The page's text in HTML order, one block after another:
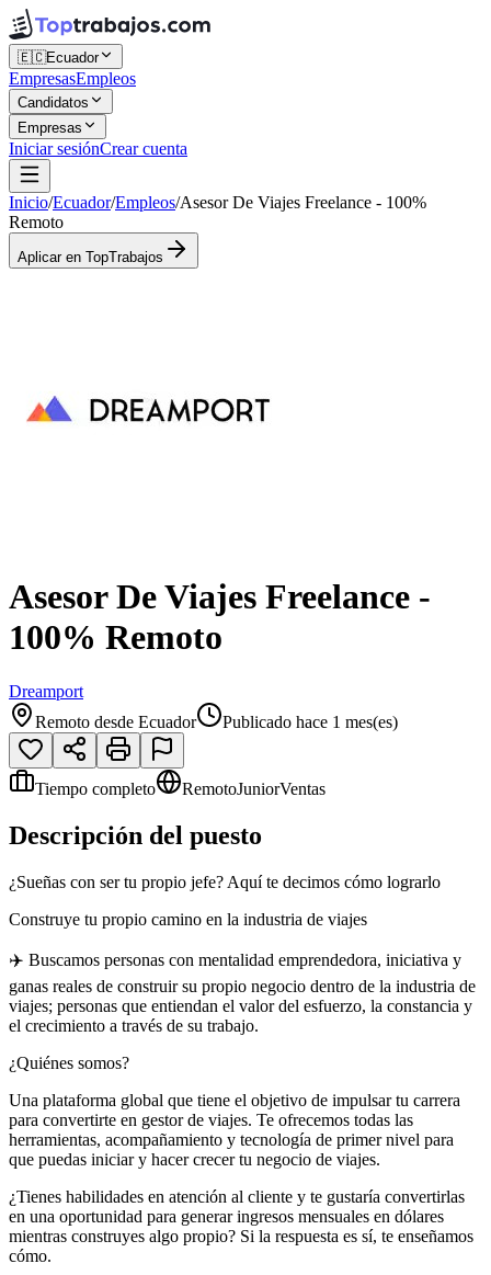
🇪🇨Ecuador
EmpresasEmpleos
Candidatos
Empresas
Iniciar sesiónCrear cuenta
Inicio/Ecuador/Empleos/Asesor De Viajes Freelance - 100%
Remoto
Aplicar en TopTrabajos
Asesor De Viajes Freelance -
100% Remoto
Dreamport
Remoto desde Ecuador
Publicado hace 1 mes(es)
Tiempo completo RemotoJuniorVentas
Descripción del puesto
¿Sueñas con ser tu propio jefe? Aquí te decimos cómo lograrlo
Construye tu propio camino en la industria de viajes
✈️ Buscamos personas con mentalidad emprendedora, iniciativa y
ganas reales de construir su propio negocio dentro de la industria de
viajes; personas que entiendan el valor del esfuerzo, la constancia y
el crecimiento a través de su trabajo.
¿Quiénes somos?
Una plataforma global que tiene el objetivo de impulsar tu carrera
para convertirte en gestor de viajes. Te ofrecemos todas las
herramientas, acompañamiento y tecnología de primer nivel para
que puedas iniciar y hacer crecer tu negocio de viajes.
¿Tienes habilidades en atención al cliente y te gustaría convertirlas
en una oportunidad para generar ingresos mensuales en dólares
mientras construyes algo propio? Si la respuesta es sí, te enseñamos
cómo.